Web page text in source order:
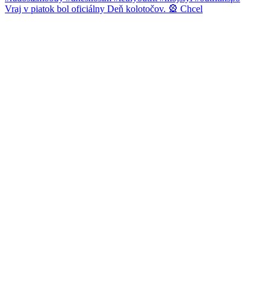
Vraj v piatok bol oficiálny Deň kolotočov. 🎡 Chcel